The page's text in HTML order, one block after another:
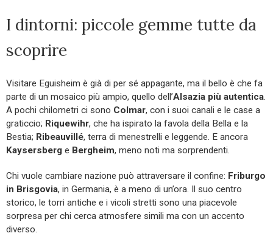
I dintorni: piccole gemme tutte da
scoprire
Visitare Eguisheim è già di per sé appagante, ma il bello è che fa
parte di un mosaico più ampio, quello dell’Alsazia più autentica.
A pochi chilometri ci sono Colmar, con i suoi canali e le case a
graticcio; Riquewihr, che ha ispirato la favola della Bella e la
Bestia; Ribeauvillé, terra di menestrelli e leggende. E ancora
Kaysersberg e Bergheim, meno noti ma sorprendenti.
Chi vuole cambiare nazione può attraversare il confine: Friburgo
in Brisgovia, in Germania, è a meno di un’ora. Il suo centro
storico, le torri antiche e i vicoli stretti sono una piacevole
sorpresa per chi cerca atmosfere simili ma con un accento
diverso.